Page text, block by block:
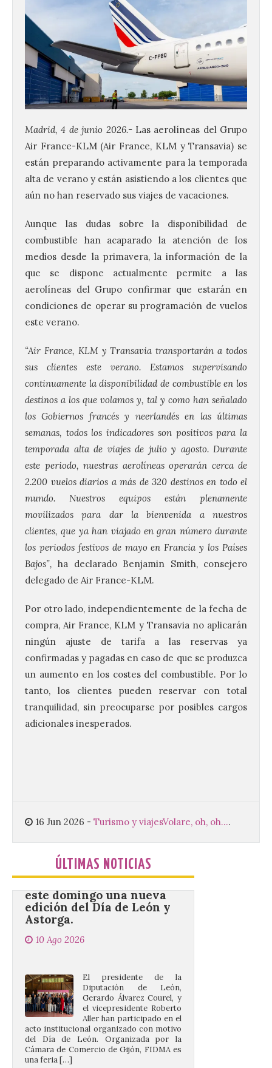
Madrid, 4 de junio 2026.- Las aerolíneas del Grupo
Air France-KLM (Air France, KLM y Transavia) se
están preparando activamente para la temporada
alta de verano y están asistiendo a los clientes que
aún no han reservado sus viajes de vacaciones.
Aunque las dudas sobre la disponibilidad de
combustible han acaparado la atención de los
medios desde la primavera, la información de la
que se dispone actualmente permite a las
aerolíneas del Grupo confirmar que estarán en
condiciones de operar su programación de vuelos
este verano.
“Air France, KLM y Transavia transportarán a todos
sus clientes este verano. Estamos supervisando
continuamente la disponibilidad de combustible en los
destinos a los que volamos y, tal y como han señalado
los Gobiernos francés y neerlandés en las últimas
semanas, todos los indicadores son positivos para la
temporada alta de viajes de julio y agosto. Durante
este periodo, nuestras aerolíneas operarán cerca de
2.200 vuelos diarios a más de 320 destinos en todo el
mundo. Nuestros equipos están plenamente
movilizados para dar la bienvenida a nuestros
clientes, que ya han viajado en gran número durante
los periodos festivos de mayo en Francia y los Países
Bajos”,ha declarado Benjamin Smith, consejero
delegado de Air France-KLM.
Por otro lado, independientemente de la fecha de
compra, Air France, KLM y Transavia no aplicarán
ningún ajuste de tarifa a las reservas ya
confirmadas y pagadas en caso de que se produzca
un aumento en los costes del combustible. Por lo
tanto, los clientes pueden reservar con total
tranquilidad, sin preocuparse por posibles cargos
adicionales inesperados.
16 Jun 2026 - Turismo y viajesVolare, oh, oh....
ÚLTIMAS NOTICIAS
El alumnado de FP crece
un 2,5% hasta superar los
1,2 millones de
matriculados y marca un
nuevo récord
10 Ago 2026
El Ministerio publica la
La 69FIDMA ha acogido
este domingo una nueva
edición del Día de León y
Astorga.
10 Ago 2026
Gerardo Álvarez Courel, y
el vicepresidente Roberto
Aller han participado en el
acto institucional organizado con motivo
del Día de León. Organizada por la
Cámara de Comercio de Gijón, FIDMA es
una feria […]